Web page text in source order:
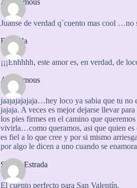
Anonymous
Juanse de verdad q`cuento mas cool
Rolalola
¡¡¡Ehhhhh, este amor es, en verdad, de
Anonymous
jaajajajajaja…hey loco ya sabia que tu no
jajaja. A veces es mejor dejarse llevar
los pies firmes en el camino que
vivirla…como queramos, asi que quien es
es fiel a lo que cree y por si mismo
por algo le dicen a uno cuando se
Selene Estrada
El cuento perfecto para San Valentín.